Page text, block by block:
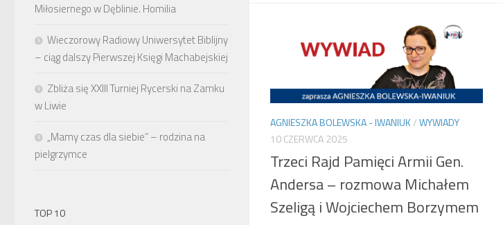
AGNIESZKA BOLEWSKA - IWANIUK/WYWIADY
10 CZERWCA 2025
Trzeci Rajd Pamięci Armii Gen.
Andersa – rozmowa Michałem
Szeligą i Wojciechem Borzymem
Miłosiernego w Dęblinie. Homilia
Wieczorowy Radiowy Uniwersytet Biblijny
– ciąg dalszy Pierwszej Księgi Machabejskiej
Zbliża się XXIII Turniej Rycerski na Zamku
w Liwie
„Mamy czas dla siebie” – rodzina na
pielgrzymce
TOP 10